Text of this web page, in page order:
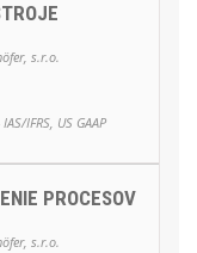
s.r.o.
IFRS, US GAAP
PROCESOV
s.r.o.